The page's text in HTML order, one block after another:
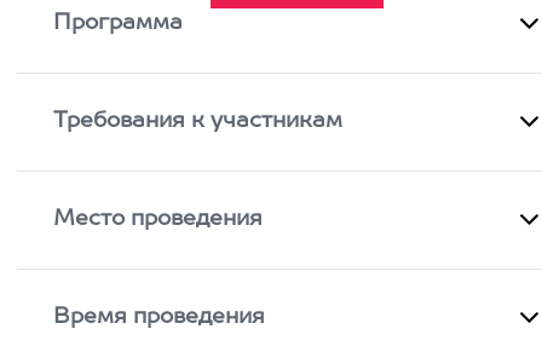
Программа
Требования к участникам
Место проведения
Время проведения